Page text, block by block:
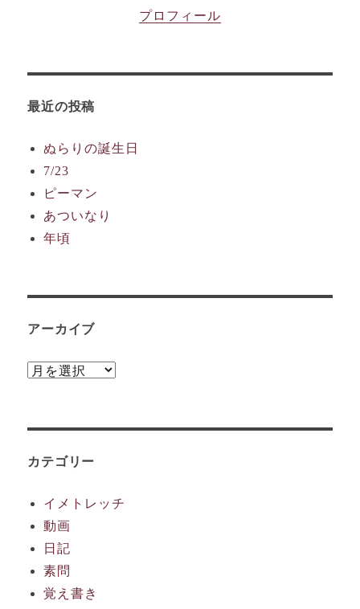
プロフィール
最近の投稿
ぬらりの誕生日
7/23
ピーマン
あついなり
年頃
アーカイブ
ア
ブ
カテゴリー
イメトレッチ
動画
日記
素問
覚え書き